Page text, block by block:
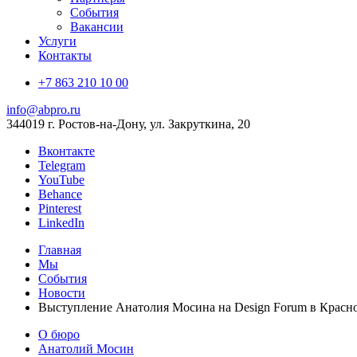
События
Вакансии
Услуги
Контакты
+7 863 210 10 00
info@abpro.ru
344019 г. Ростов-на-Дону, ул. Закруткина, 20
Вконтакте
Telegram
YouTube
Behance
Pinterest
LinkedIn
Главная
Мы
События
Новости
Выступление Анатолия Мосина на Design Forum в
О бюро
Анатолий Мосин